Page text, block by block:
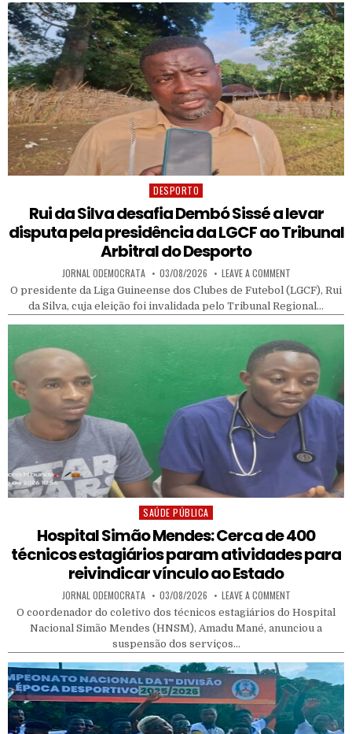
Posted in
DESPORTO
Rui da Silva desafia Dembó Sissé a levar
disputa pela presidência da LGCF ao Tribunal
Arbitral do Desporto
AUTHOR:
JORNAL ODEMOCRATA PUBLISHED DATE:
03/08/2026 LEAVE A COMMENTON RUI DA
O presidente da Liga Guineense dos Clubes de Futebol (LGCF), Rui
da Silva, cuja eleição foi invalidada pelo Tribunal Regional…
Posted in
SAÚDE PÚBLICA
Hospital Simão Mendes: Cerca de 400
técnicos estagiários param atividades para
reivindicar vínculo ao Estado
AUTHOR:
JORNAL ODEMOCRATA PUBLISHED DATE:
03/08/2026 LEAVE A COMMENTON HOSPITAL
O coordenador do coletivo dos técnicos estagiários do Hospital
Nacional Simão Mendes (HNSM), Amadu Mané, anunciou a
suspensão dos serviços…